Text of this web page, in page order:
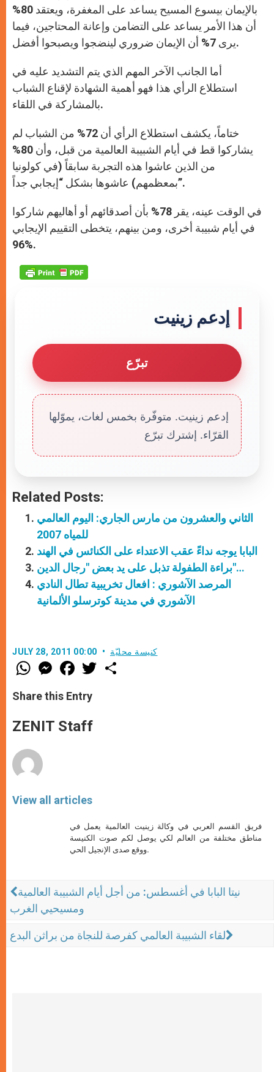
بالإيمان بيسوع المسيح يساعد على المغفرة، ويعتقد 80%
أن هذا الأمر يساعد على التضامن وإعانة المحتاجين، فيما
يرى 7% أن الإيمان ضروري لينضجوا ويصبحوا أفضل.
أما الجانب الآخر المهم الذي يتم التشديد عليه في
استطلاع الرأي هذا فهو أهمية الشهادة لإقناع الشباب
بالمشاركة في اللقاء.
ختاماً، يكشف استطلاع الرأي أن 72% من الشباب لم
يشاركوا قط في أيام الشبيبة العالمية من قبل، وأن 80%
من الذين عاشوا هذه التجربة سابقاً (في كولونيا
بمعظمهم) عاشوها بشكل “إيجابي جداً”.
في الوقت عينه، يقر 78% بأن أصدقائهم أو أهاليهم شاركوا
في أيام شبيبة أخرى، ومن بينهم، يتخطى التقييم الإيجابي
96%.
إدعم زينيت
تبرّع
إدعم زينيت. متوفّرة بخمس لغات، يموّلها
القرّاء. إشترك تبرّع
Related Posts:
الثاني والعشرون من مارس الجاري: اليوم العالمي
للمياه 2007
البابا يوجه نداءً عقب الاعتداء على الكنائس في الهند
براءة الطفولة تذبل على يد بعض "رجال الدين"…
المرصد الآشوري : افعال تخريبية تطال النادي
الآشوري في مدينة كوترسلو الألمانية
JULY 28, 2011 00:00 كنيسة محليّة
W
h
t
s
p
p
M
e
s
e
g
e
F
a
e
b
o
k
w
Share this Entry
ZENIT Staff
View all articles
فريق القسم العربي في وكالة زينيت العالمية يعمل في
مناطق مختلفة من العالم لكي يوصل لكم صوت الكنيسة
ووقع صدى الإنجيل الحي.
نيتا البابا في أغسطس: من أجل أيام الشبيبة العالمية
ومسيحيي الغرب
لقاء الشبيبة العالمي كفرصة للنجاة من براثن البدع